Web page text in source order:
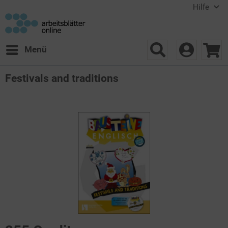
Hilfe
Menü
Festivals and traditions